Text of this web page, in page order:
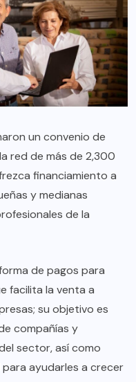
un convenio de
red de más de 2,300
financiamiento a
y medianas
de la
de pagos para
facilita la venta a
su objetivo es
compañías y
sector, así como
ayudarles a crecer